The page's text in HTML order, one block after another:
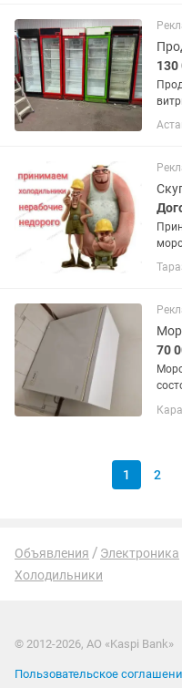
130
70
1 2
Объявления Электроника
Холодильники
© 2012-2026, АО «Kaspi Bank»
Пользовательское